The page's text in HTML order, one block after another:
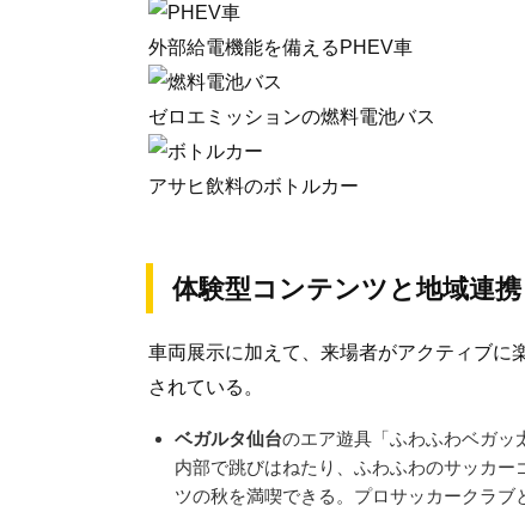
外部給電機能を備えるPHEV車
ゼロエミッションの燃料電池バス
アサヒ飲料のボトルカー
体験型コンテンツと地域連携
車両展示に加えて、来場者がアクティブに
されている。
ベガルタ仙台のエア遊具「ふわふわベガッ
内部で跳びはねたり、ふわふわのサッカ
ツの秋を満喫できる。プロサッカークラブ